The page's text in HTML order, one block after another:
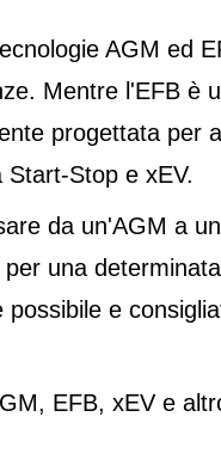
AGM ed
Mentre l'EFB è
progettata per
Stop e xEV.
da un'AGM a
una
e
EFB, xEV e